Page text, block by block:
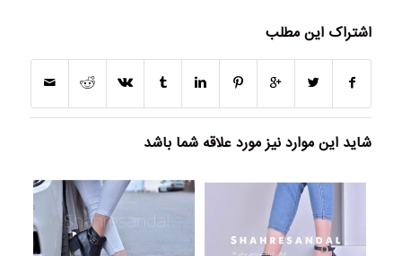
اشتراک این مطلب
شاید این موارد نیز مورد علاقه شما باشد